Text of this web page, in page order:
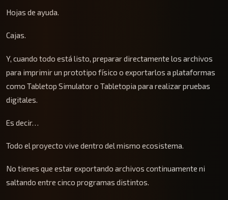
Hojas de ayuda.
Cajas.
Y, cuando todo está listo, preparar directamente los archivos
para imprimir un prototipo físico o exportarlos a plataformas
como Tabletop Simulator o Tabletopia para realizar pruebas
digitales.
Es decir…
Todo el proyecto vive dentro del mismo ecosistema.
No tienes que estar exportando archivos continuamente ni
saltando entre cinco programas distintos.